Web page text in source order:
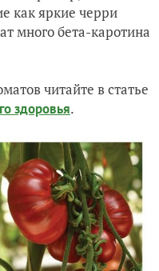
как яркие черри
много бета-каротина
читайте в статье
здоровья.